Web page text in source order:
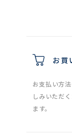
お買
お支払い方
しみいただ
ます。